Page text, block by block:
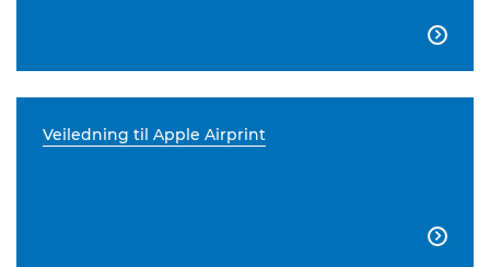

Veiledning til Apple Airprint
